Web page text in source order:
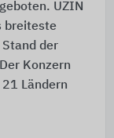
UZIN
breiteste
der
Konzern
21 Ländern